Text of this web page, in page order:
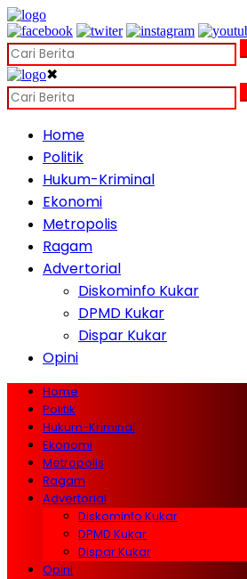
✖
Home
Politik
Hukum-Kriminal
Ekonomi
Metropolis
Ragam
Advertorial
Diskominfo Kukar
DPMD Kukar
Dispar Kukar
Opini
Home
Politik
Hukum-Kriminal
Ekonomi
Metropolis
Ragam
Advertorial
Diskominfo Kukar
DPMD Kukar
Dispar Kukar
Opini